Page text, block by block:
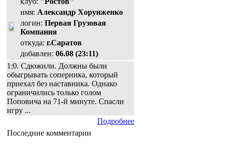
имя: Александр Хорунженко
логин: Первая Грузовая
Компания
откуда: г.Саратов
добавлен: 06.08 (23:11)
1:0. Сдюжили. Должны были
обыгрывать соперника, который
приехал без наставника. Однако
ограничились только голом
Поповича на 71-й минуте. Спасли
игру ...
Подробнее
Последние комментарии